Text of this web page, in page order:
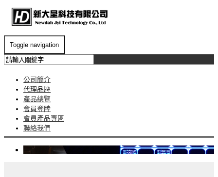
Toggle navigation
公司簡介
代理品牌
產品總覽
會員登陸
會員產品專區
聯絡我們